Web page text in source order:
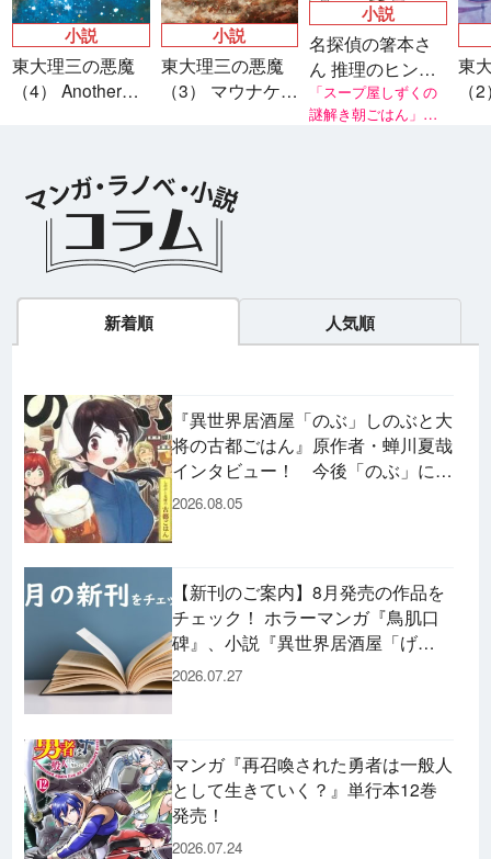
小説
東大理三の悪魔
（4） Another
小説
東大理三の悪魔
（3） マウナケ
小説
名探偵の箸本さ
ん 推理のヒント
は夫のお弁当
「スープ屋しずくの
謎解き朝ごはん」シ
東
（
新着順 人気順
『異世界居酒屋「のぶ」しのぶと大
将の古都ごはん』原作者・蝉川夏哉
インタビュー！ 今後「のぶ」に登
場するメニューは……!?
2026.08.05
【新刊のご案内】8月発売の作品を
チェック！ ホラーマンガ『鳥肌口
碑』、小説『異世界居酒屋「げ
ん」』、文庫『カエル男 完結編』
などずらり！
2026.07.27
マンガ『再召喚された勇者は一般人
として生きていく？』単行本12巻
発売！
2026.07.24